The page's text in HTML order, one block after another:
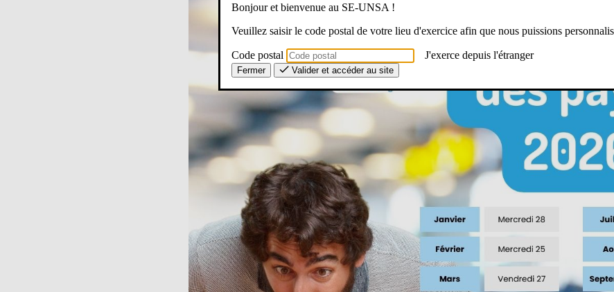
Bonjour et bienvenue au SE-UNSA !
Veuillez saisir le code postal de votre lieu d'exercice afin que nous puissions
Code postal J'exerce depuis l'étranger
Fermer Valider et accéder au site